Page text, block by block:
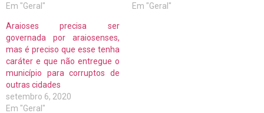
Em "Geral"
Em "Geral"
Araioses precisa ser
governada por araiosenses,
mas é preciso que esse tenha
caráter e que não entregue o
município para corruptos de
outras cidades
setembro 6, 2020
Em "Geral"